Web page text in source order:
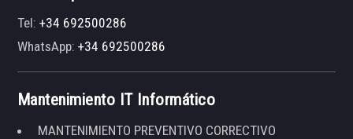
Tel:+34 692500286
WhatsApp:+34 692500286
Mantenimiento IT Informático
MANTENIMIENTO PREVENTIVO CORRECTIVO